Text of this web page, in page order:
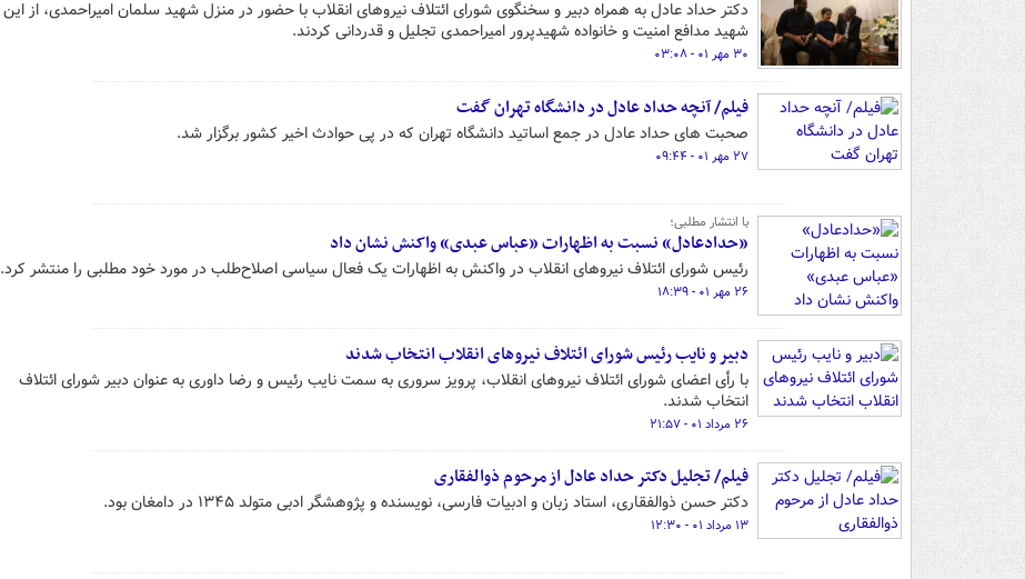
دکتر حداد عادل به همراه دبیر و سخنگوی شورای ائتلاف نیروهای انقلاب با حضور در منزل شهید سلمان امیراحمدی، از این
شهید مدافع امنیت و خانواده شهیدپرور امیراحمدی تجلیل و قدردانی کردند.
۳۰ مهر ۰۱ - ۰۳:۰۸
فیلم/ آنچه حداد عادل در دانشگاه تهران گفت
صحبت های حداد عادل در جمع اساتید دانشگاه تهران که در پی حوادث اخیر کشور برگزار شد.
۲۷ مهر ۰۱ - ۰۹:۴۴
با انتشار مطلبی؛
«حدادعادل» نسبت به اظهارات «عباس عبدی» واکنش نشان داد
رئیس شورای ائتلاف نیروهای انقلاب در واکنش به اظهارات یک فعال سیاسی اصلاح‌طلب در مورد خود مطلبی را منتشر کرد.
۲۶ مهر ۰۱ - ۱۸:۳۹
دبیر و نایب رئیس شورای ائتلاف نیروهای انقلاب انتخاب شدند
با رأی اعضای شورای ائتلاف نیروهای انقلاب، پرویز سروری به سمت نایب‌ رئیس و رضا داوری به عنوان دبیر شورای ائتلاف
انتخاب شدند.
۲۶ مرداد ۰۱ - ۲۱:۵۷
فیلم/ تجلیل دکتر حداد عادل از مرحوم ذوالفقاری
دکتر حسن ذوالفقاری، استاد زبان و ادبیات فارسی، نویسنده و پژوهشگر ادبی متولد ۱۳۴۵ در دامغان بود.
۱۳ مرداد ۰۱ - ۱۲:۳۰